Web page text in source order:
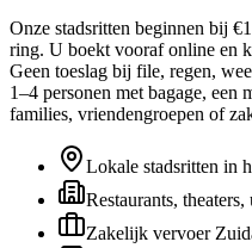
Onze stadsritten beginnen bij
ring. U boekt vooraf online en
Geen toeslag bij file, regen,
1–4 personen met bagage, een
families, vriendengroepen of
Lokale stadsritten in
Restaurants, theaters,
Zakelijk vervoer